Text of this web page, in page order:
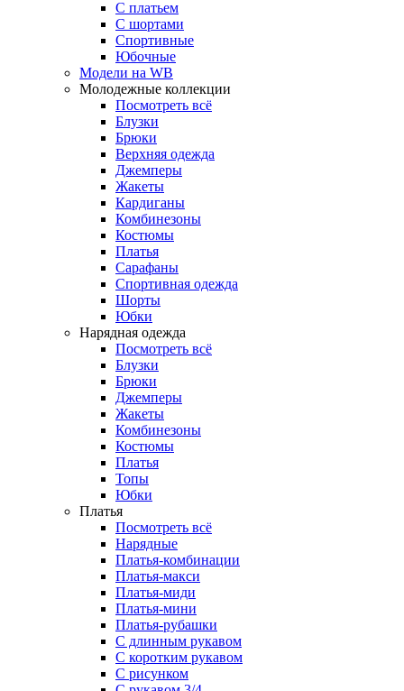
С платьем
С шортами
Спортивные
Юбочные
Модели на WB
Молодежные коллекции
Посмотреть всё
Блузки
Брюки
Верхняя одежда
Джемперы
Жакеты
Кардиганы
Комбинезоны
Костюмы
Платья
Сарафаны
Спортивная одежда
Шорты
Юбки
Нарядная одежда
Посмотреть всё
Блузки
Брюки
Джемперы
Жакеты
Комбинезоны
Костюмы
Платья
Топы
Юбки
Платья
Посмотреть всё
Нарядные
Платья-комбинации
Платья-макси
Платья-миди
Платья-мини
Платья-рубашки
С длинным рукавом
С коротким рукавом
С рисунком